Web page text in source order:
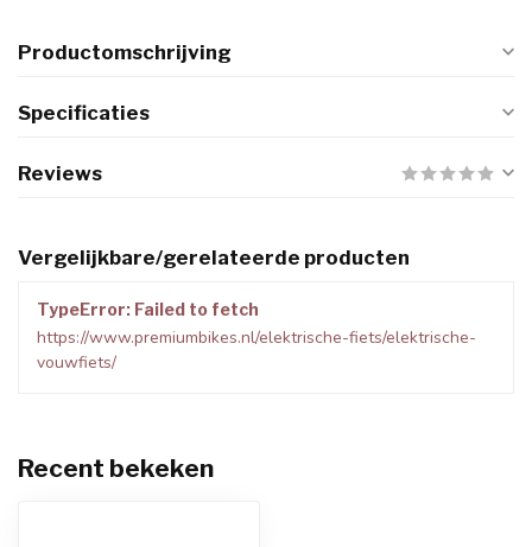
Productomschrijving
Specificaties
Reviews
Vergelijkbare/gerelateerde producten
TypeError: Failed to fetch
https://www.premiumbikes.nl/elektrische-fiets/elektrische-
vouwfiets/
Recent bekeken